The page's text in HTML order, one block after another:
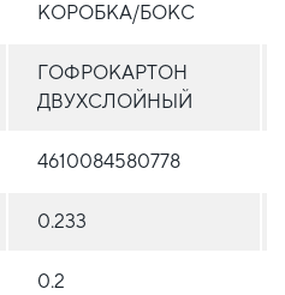
КОРОБКА/БОКС
ГОФРОКАРТОН
ДВУХСЛОЙНЫЙ
4610084580778
0.233
0.2